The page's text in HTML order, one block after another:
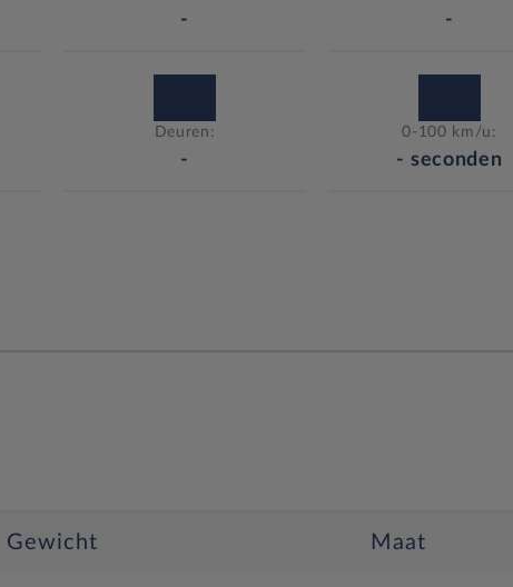
- -
Deuren:
-
0-100 km/u:
- seconden
Gewicht Maat